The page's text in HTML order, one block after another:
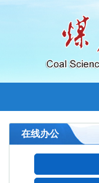
在线办公